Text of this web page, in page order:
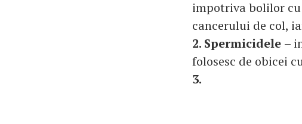
impotriva bolilor
cancerului de col,
2. Spermicidele –
folosesc de obicei
3.